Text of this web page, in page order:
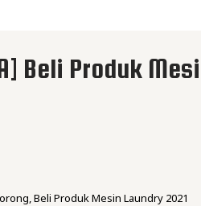
Beli Produk
Beli Produk Mesin Laundry 2021